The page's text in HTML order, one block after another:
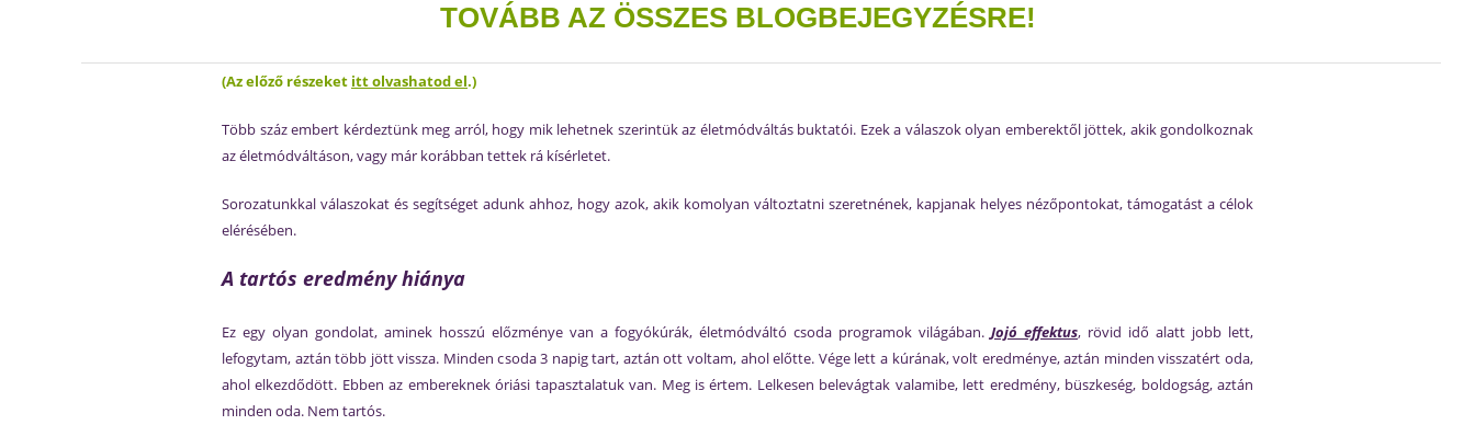
TOVÁBB AZ ÖSSZES BLOGBEJEGYZÉSRE!
(Az előző részeket itt olvashatod el.)
Több száz embert kérdeztünk meg arról, hogy mik lehetnek szerintük az életmódváltás buktatói. Ezek a válaszok olyan emberektől jöttek, akik gondolkoznak
az életmódváltáson, vagy már korábban tettek rá kísérletet.
Sorozatunkkal válaszokat és segítséget adunk ahhoz, hogy azok, akik komolyan változtatni szeretnének, kapjanak helyes nézőpontokat, támogatást a célok
elérésében.
A tartós eredmény hiánya
Ez egy olyan gondolat, aminek hosszú előzménye van a fogyókúrák, életmódváltó csoda programok világában. Jojó effektus, rövid idő alatt jobb lett,
lefogytam, aztán több jött vissza. Minden csoda 3 napig tart, aztán ott voltam, ahol előtte. Vége lett a kúrának, volt eredménye, aztán minden visszatért oda,
ahol elkezdődött. Ebben az embereknek óriási tapasztalatuk van. Meg is értem. Lelkesen belevágtak valamibe, lett eredmény, büszkeség, boldogság, aztán
minden oda. Nem tartós.